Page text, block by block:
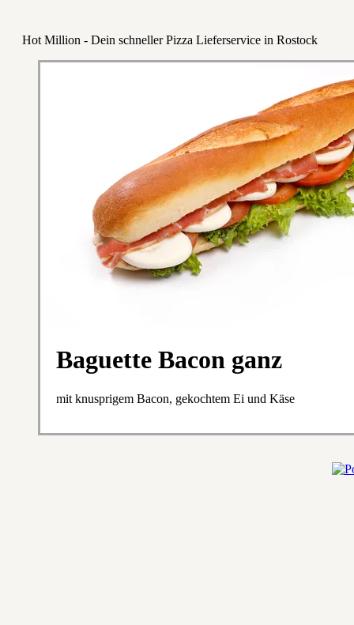
Hot Million - Dein schneller Pizza Lieferservice in Rostock
Baguette Bacon ganz
mit knusprigem Bacon, gekochtem Ei und Käse